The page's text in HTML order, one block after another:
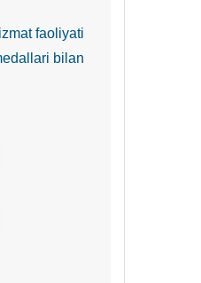
faoliyati
bilan